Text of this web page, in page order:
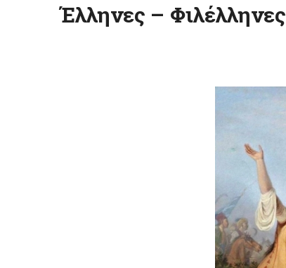
Έλληνες – Φιλέλληνες